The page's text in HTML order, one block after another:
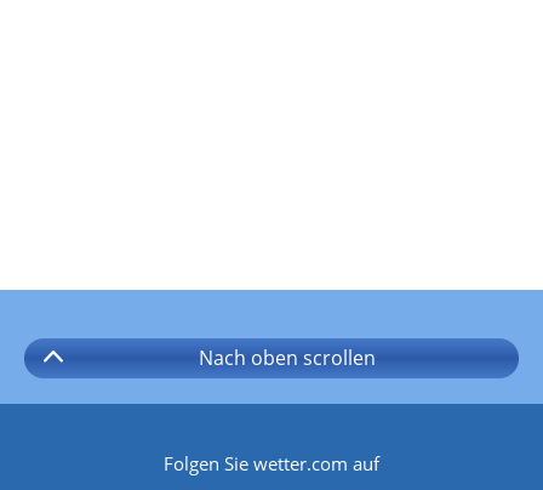
Nach oben scrollen
Folgen Sie wetter.com auf